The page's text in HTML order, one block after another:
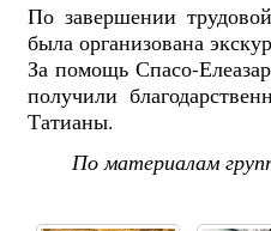
По завершении
была организована
За помощь Спасо-
получили
Татианы.
По материалам